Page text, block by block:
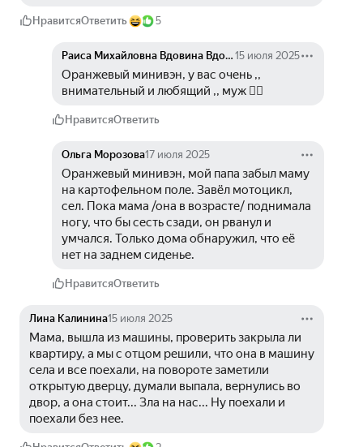
НравитсяОтветить 5
Раиса Михайловна Вдовина Вдовина 15 июля 2025
Оранжевый минивэн, у вас очень ,,
внимательный и любящий ,, муж 🤦‍♂️
НравитсяОтветить
Ольга Морозова17 июля 2025
Оранжевый минивэн, мой папа забыл маму
на картофельном поле. Завёл мотоцикл,
сел. Пока мама /она в возрасте/ поднимала
ногу, что бы сесть сзади, он рванул и
умчался. Только дома обнаружил, что её
нет на заднем сиденье.
НравитсяОтветить
Лина Калинина15 июля 2025
Мама, вышла из машины, проверить закрыла ли
квартиру, а мы с отцом решили, что она в машину
села и все поехали, на повороте заметили
открытую дверцу, думали выпала, вернулись во
двор, а она стоит... Зла на нас... Ну поехали и
поехали без нее.